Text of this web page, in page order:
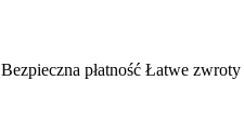
Bezpieczna płatność Łatwe zwroty